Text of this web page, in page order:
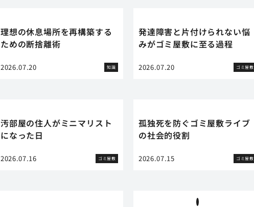
理想の休息場所を再構築する
ための断捨離術
2026.07.20 知識
発達障害と片付けられない悩
みがゴミ屋敷に至る過程
2026.07.20 ゴミ屋敷
汚部屋の住人がミニマリスト
になった日
2026.07.16 ゴミ屋敷
孤独死を防ぐゴミ屋敷ライブ
の社会的役割
2026.07.15 ゴミ屋敷